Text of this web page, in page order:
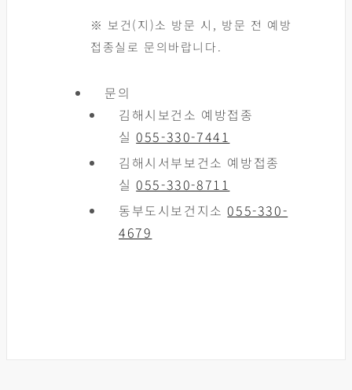
※ 보건(지)소 방문 시, 방문 전 예방
접종실로 문의바랍니다.
문의
김해시보건소 예방접종
실055-330-7441
김해시서부보건소 예방접종
실055-330-8711
동부도시보건지소055-330-
4679